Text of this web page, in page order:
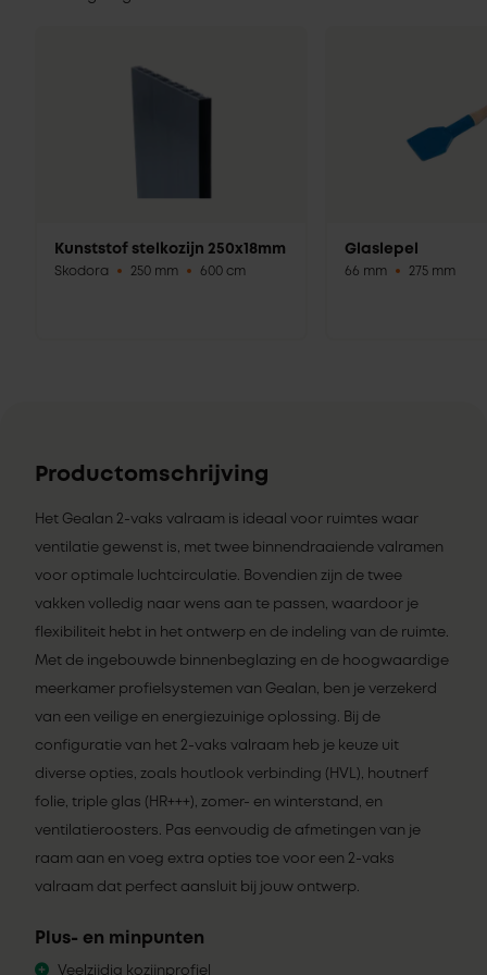
Kunststof stelkozijn 250x18mm
Skodora 250 mm 600 cm
Glaslepel
66 mm 275 mm
Productomschrijving
Het Gealan 2-vaks valraam is ideaal voor ruimtes waar
ventilatie gewenst is, met twee binnendraaiende valramen
voor optimale luchtcirculatie. Bovendien zijn de twee
vakken volledig naar wens aan te passen, waardoor je
flexibiliteit hebt in het ontwerp en de indeling van de ruimte.
Met de ingebouwde binnenbeglazing en de hoogwaardige
meerkamer profielsystemen van Gealan, ben je verzekerd
van een veilige en energiezuinige oplossing. Bij de
configuratie van het 2-vaks valraam heb je keuze uit
diverse opties, zoals houtlook verbinding (HVL), houtnerf
folie, triple glas (HR+++), zomer- en winterstand, en
ventilatieroosters. Pas eenvoudig de afmetingen van je
raam aan en voeg extra opties toe voor een 2-vaks
valraam dat perfect aansluit bij jouw ontwerp.
Plus- en minpunten
Veelzijdig kozijnprofiel